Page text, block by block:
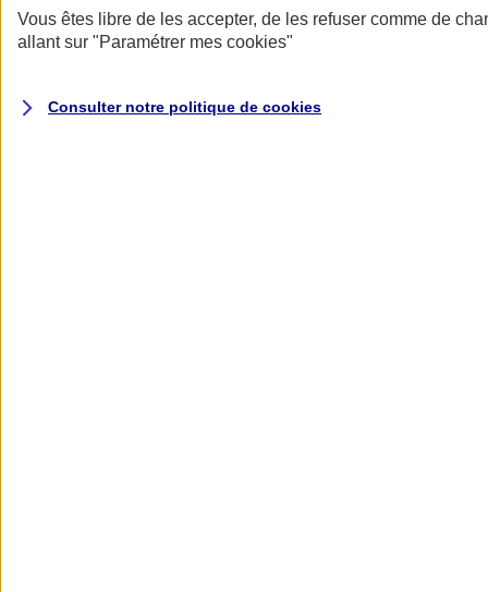
AXA Assurance
Vous êtes libre de les accepter, de les refuser comme de
allant sur "Paramétrer mes cookies"
Consulter notre politique de cookies